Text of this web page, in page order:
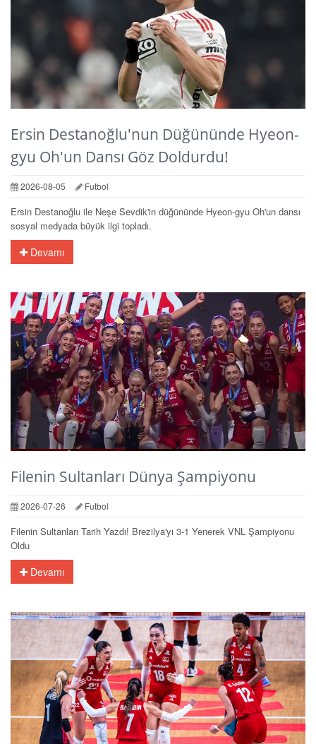
Ersin Destanoğlu'nun Düğününde Hyeon-
gyu Oh'un Dansı Göz Doldurdu!
2026-08-05 Futbol
Ersin Destanoğlu ile Neşe Sevdik'in düğününde Hyeon-gyu Oh'un dansı
sosyal medyada büyük ilgi topladı.
Devamı
Filenin Sultanları Dünya Şampiyonu
2026-07-26 Futbol
Filenin Sultanları Tarih Yazdı! Brezilya'yı 3-1 Yenerek VNL Şampiyonu
Oldu
Devamı